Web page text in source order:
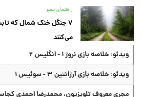
راهنمای سفر
۷ جنگل خنک شمال که
می‌کنند
ویدئو: خلاصه بازی نروژ ۱ - انگلیس ۲
ویدئو: خلاصه بازی آرژانتین ۳ - سوئیس ۱
مجری معروف تلویزیون، محمدرضا احمدی